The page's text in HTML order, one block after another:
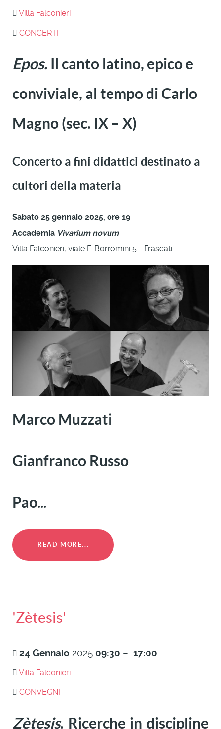
Villa Falconieri
CONCERTI
Epos. Il canto latino, epico e
conviviale, al tempo di Carlo
Magno (sec. IX – X)
Concerto a fini didattici destinato a
cultori della materia
Sabato 25 gennaio 2025, ore 19
Accademia Vivarium novum
Villa Falconieri, viale F. Borromini 5 - Frascati
Marco Muzzati
Gianfranco Russo
Pao...
READ MORE...
'Zètesis'
24 Gennaio 2025 09:30 – 17:00
Villa Falconieri
CONVEGNI
Zètesis. Ricerche in discipline